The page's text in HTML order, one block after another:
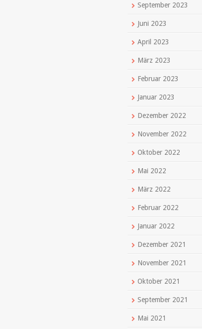
September 2023
Juni 2023
April 2023
März 2023
Februar 2023
Januar 2023
Dezember 2022
November 2022
Oktober 2022
Mai 2022
März 2022
Februar 2022
Januar 2022
Dezember 2021
November 2021
Oktober 2021
September 2021
Mai 2021